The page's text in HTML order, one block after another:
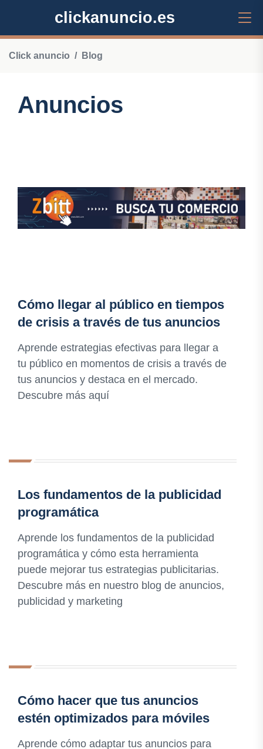
clickanuncio.es
Click anuncio Blog
Anuncios
Cómo llegar al público en tiempos
de crisis a través de tus anuncios
Aprende estrategias efectivas para llegar a
tu público en momentos de crisis a través de
tus anuncios y destaca en el mercado.
Descubre más aquí
Los fundamentos de la publicidad
programática
Aprende los fundamentos de la publicidad
programática y cómo esta herramienta
puede mejorar tus estrategias publicitarias.
Descubre más en nuestro blog de anuncios,
publicidad y marketing
Cómo hacer que tus anuncios
estén optimizados para móviles
Aprende cómo adaptar tus anuncios para